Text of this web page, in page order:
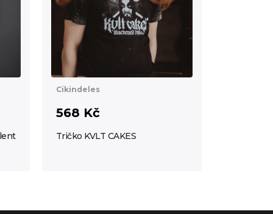
Cikindeles
568 Kč
Tričko KVLT CAKES